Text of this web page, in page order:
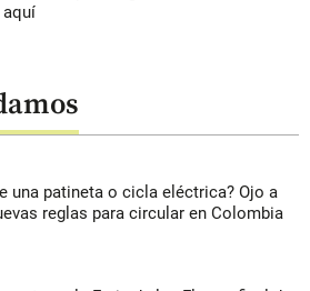
aquí
una patineta o cicla eléctrica? Ojo a
reglas para circular en Colombia